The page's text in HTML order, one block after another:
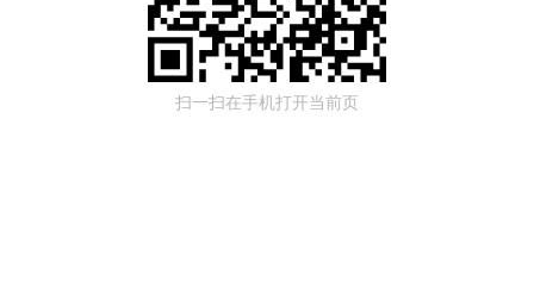
扫一扫在手机打开当前页